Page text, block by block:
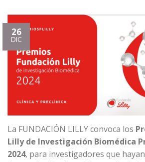
26
DIC
La FUNDACIÓN LILLY convoca los
Lilly de Investigación Biomédica
2024, para investigadores que